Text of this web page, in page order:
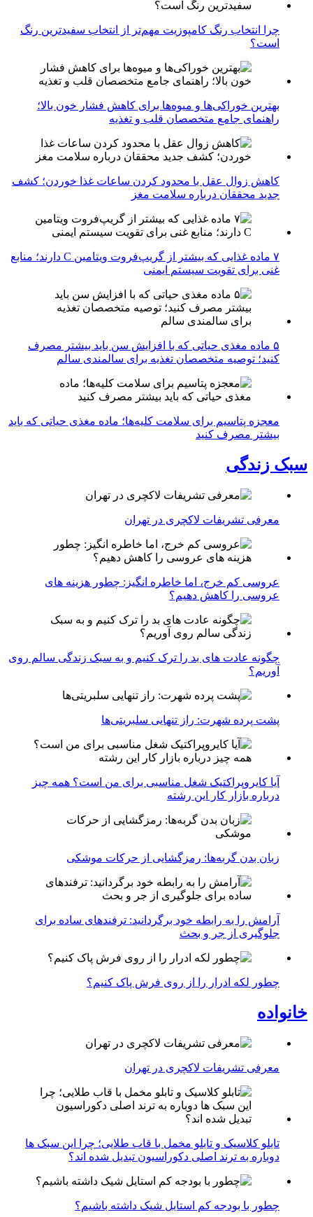
چرا انتخاب رنگ کامپوزیت مهم‌تر از انتخاب سفیدترین رنگ
است؟
بهترین خوراکی‌ها و میوه‌ها برای کاهش فشار خون بالا؛
راهنمای جامع متخصصان قلب و تغذیه
کاهش زوال عقل با محدود کردن ساعات غذا خوردن؛ کشف
جدید محققان درباره سلامت مغز
۷ ماده غذایی که بیشتر از گریپ‌فروت ویتامین C دارند؛ منابع
غنی برای تقویت سیستم ایمنی
۵ ماده مغذی حیاتی که با افزایش سن باید بیشتر مصرف
کنید؛ توصیه متخصصان تغذیه برای سالمندی سالم
معجزه پتاسیم برای سلامت کلیه‌ها؛ ماده مغذی حیاتی که باید
بیشتر مصرف کنید
سبک زندگی
معرفی تشریفات لاکچری در تهران
عروسی کم خرج، اما خاطره انگیز: چطور هزینه های
عروسی را کاهش دهیم؟
چگونه عادت‌ های بد را ترک کنیم و به سبک زندگی سالم روی
آوریم؟
پشت پرده شهرت: راز تنهایی سلبریتی‌ها
آیا کایروپراکتیک شغل مناسبی برای من است؟ همه چیز
درباره بازار کار این رشته
زبان بدن گربه‌ها: رمزگشایی از حرکات موشکی
آرامش را به رابطه خود برگردانید: ترفندهای ساده برای
جلوگیری از جر و بحث
چطور لکه ادرار را از روی فرش پاک کنیم؟
خانواده
معرفی تشریفات لاکچری در تهران
تابلو کلاسیک و تابلو مخمل با قاب طلایی؛ چرا این سبک ها
دوباره به ترند اصلی دکوراسیون تبدیل شده اند؟
چطور با بودجه کم استایل شیک داشته باشیم؟